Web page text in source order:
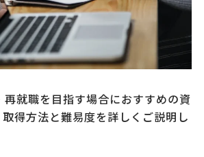
就職を目指す場合におすすめの資
得方法と難易度を詳しくご説明し